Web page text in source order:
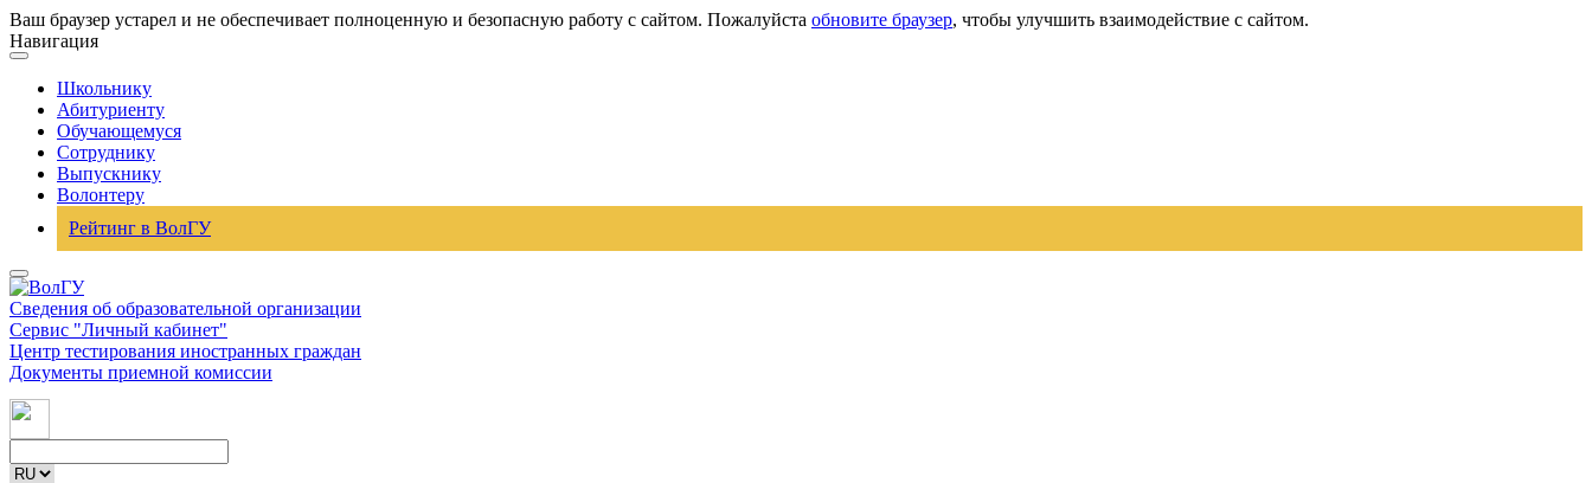
Ваш браузер устарел и не обеспечивает полноценную и безопасную работу с сайтом. Пожалуйста обновите браузер, чтобы улучшить взаимодействие с сайтом.
Навигация
Школьнику
Абитуриенту
Обучающемуся
Сотруднику
Выпускнику
Волонтеру
Рейтинг в ВолГУ
Сведения об образовательной организации
Сервис "Личный кабинет"
Центр тестирования иностранных граждан
Документы приемной комиссии